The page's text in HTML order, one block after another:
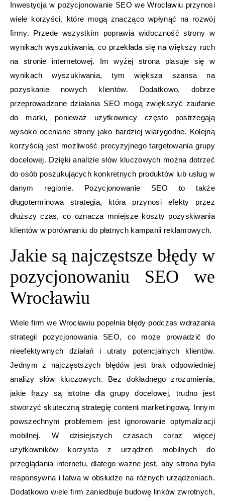
Inwestycja w pozycjonowanie SEO we Wrocławiu przynosi
wiele korzyści, które mogą znacząco wpłynąć na rozwój
firmy. Przede wszystkim poprawia widoczność strony w
wynikach wyszukiwania, co przekłada się na większy ruch
na stronie internetowej. Im wyżej strona plasuje się w
wynikach wyszukiwania, tym większa szansa na
pozyskanie nowych klientów. Dodatkowo, dobrze
przeprowadzone działania SEO mogą zwiększyć zaufanie
do marki, ponieważ użytkownicy często postrzegają
wysoko oceniane strony jako bardziej wiarygodne. Kolejną
korzyścią jest możliwość precyzyjnego targetowania grupy
docelowej. Dzięki analizie słów kluczowych można dotrzeć
do osób poszukujących konkretnych produktów lub usług w
danym regionie. Pozycjonowanie SEO to także
długoterminowa strategia, która przynosi efekty przez
dłuższy czas, co oznacza mniejsze koszty pozyskiwania
klientów w porównaniu do płatnych kampanii reklamowych.
Jakie są najczęstsze błędy w
pozycjonowaniu SEO we
Wrocławiu
Wiele firm we Wrocławiu popełnia błędy podczas wdrażania
strategii pozycjonowania SEO, co może prowadzić do
nieefektywnych działań i utraty potencjalnych klientów.
Jednym z najczęstszych błędów jest brak odpowiedniej
analizy słów kluczowych. Bez dokładnego zrozumienia,
jakie frazy są istotne dla grupy docelowej, trudno jest
stworzyć skuteczną strategię content marketingową. Innym
powszechnym problemem jest ignorowanie optymalizacji
mobilnej. W dzisiejszych czasach coraz więcej
użytkowników korzysta z urządzeń mobilnych do
przeglądania internetu, dlatego ważne jest, aby strona była
responsywna i łatwa w obsłudze na różnych urządzeniach.
Dodatkowo wiele firm zaniedbuje budowę linków zwrotnych,